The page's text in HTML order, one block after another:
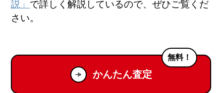
説」 で詳しく解説しているので、ぜひご覧くだ
さい。
かんたん査定
無料！